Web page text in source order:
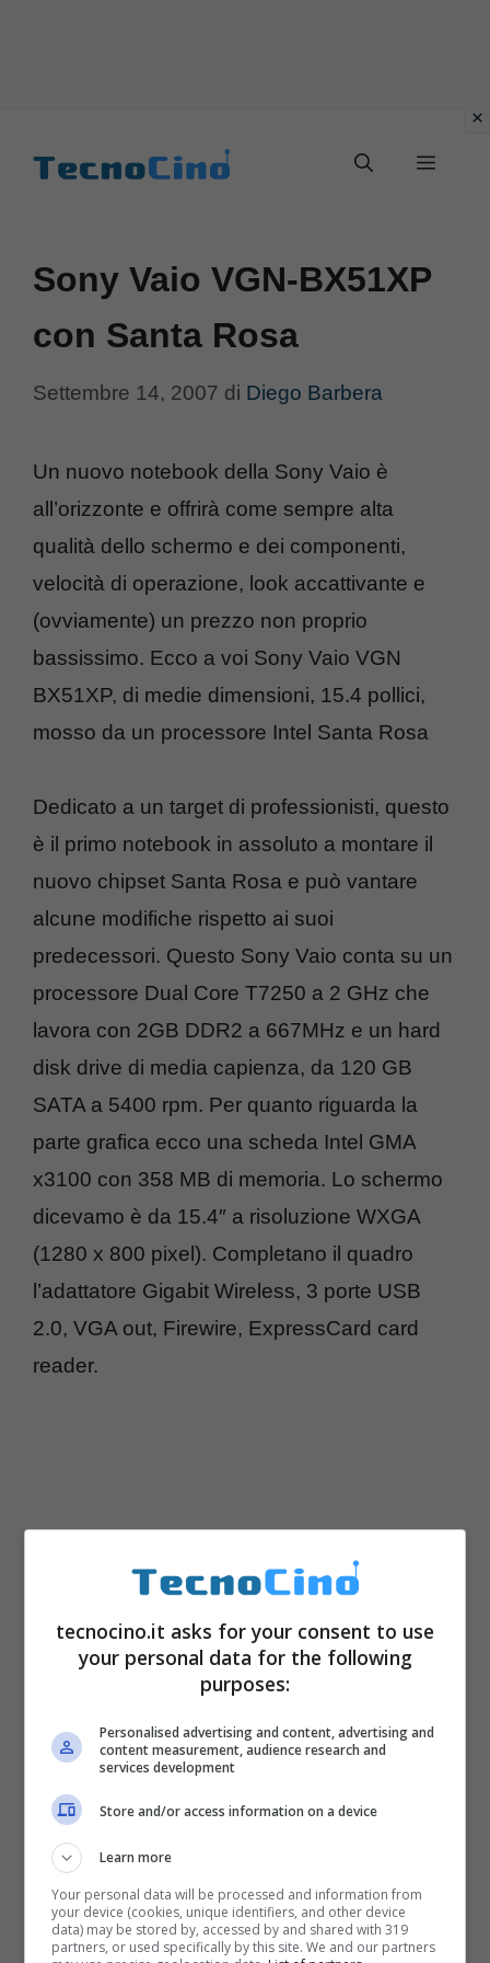
Menu
Sony Vaio VGN-BX51XP
con Santa Rosa
Settembre 14, 2007 di Diego Barbera
Un nuovo notebook della Sony Vaio è
all’orizzonte e offrirà come sempre alta
qualità dello schermo e dei componenti,
velocità di operazione, look accattivante e
(ovviamente) un prezzo non proprio
bassissimo. Ecco a voi Sony Vaio VGN
BX51XP, di medie dimensioni, 15.4 pollici,
mosso da un processore Intel Santa Rosa
Dedicato a un target di professionisti, questo
è il primo notebook in assoluto a montare il
nuovo chipset Santa Rosa e può vantare
alcune modifiche rispetto ai suoi
predecessori. Questo Sony Vaio conta su un
processore Dual Core T7250 a 2 GHz che
lavora con 2GB DDR2 a 667MHz e un hard
disk drive di media capienza, da 120 GB
SATA a 5400 rpm. Per quanto riguarda la
parte grafica ecco una scheda Intel GMA
x3100 con 358 MB di memoria. Lo schermo
dicevamo è da 15.4″ a risoluzione WXGA
(1280 x 800 pixel). Completano il quadro
l’adattatore Gigabit Wireless, 3 porte USB
2.0, VGA out, Firewire, ExpressCard card
reader.
tecnocino.it asks for your consent to use
your personal data for the following
purposes:
Personalised advertising and content, advertising and
content measurement, audience research and
services development
Store and/or access information on a device
Learn more
Your personal data will be processed and information from
your device (cookies, unique identifiers, and other device
data) may be stored by, accessed by and shared with 319
partners, or used specifically by this site. We and our partners